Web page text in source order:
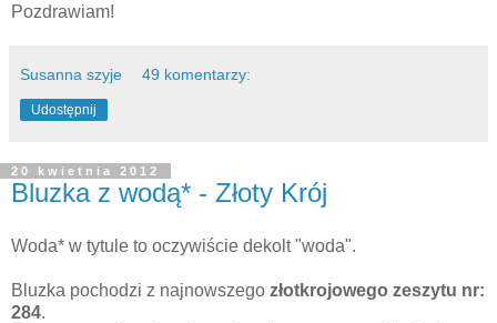
Pozdrawiam!
Susanna szyje 49 komentarzy:
Udostępnij
20 kwietnia 2012
Bluzka z wodą* - Złoty Krój
Woda* w tytule to oczywiście dekolt "woda".
Bluzka pochodzi z najnowszego złotkrojowego zeszytu nr:
284.